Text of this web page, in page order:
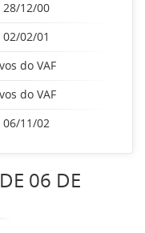
28/12/00
02/01
do VAF
do VAF
06/11/02
06 DE